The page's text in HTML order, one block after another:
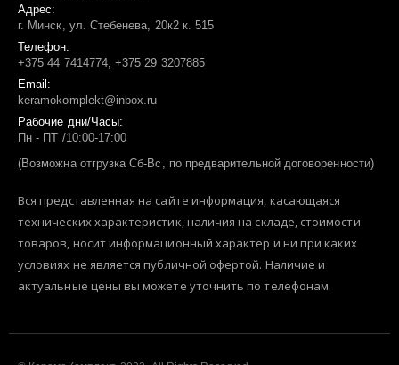
Адрес:
г. Минск, ул. Стебенева, 20к2 к. 515
Телефон:
+375 44 7414774, +375 29 3207885
Email:
keramokomplekt@inbox.ru
Рабочие дни/Часы:
Пн - ПТ /10:00-17:00
(Возможна отгрузка Сб-Вс, по предварительной договоренности)
Вся представленная на сайте информация, касающаяся
технических характеристик, наличия на складе, стоимости
товаров, носит информационный характер и ни при каких
условиях не является публичной офертой. Наличие и
актуальные цены вы можете уточнить по телефонам.